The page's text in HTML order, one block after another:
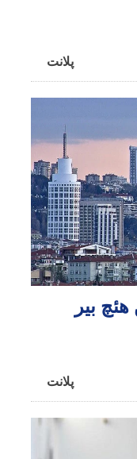
پلانت
هئچ بیر
پلانت